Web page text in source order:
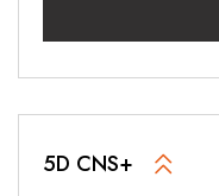
5D CNS+